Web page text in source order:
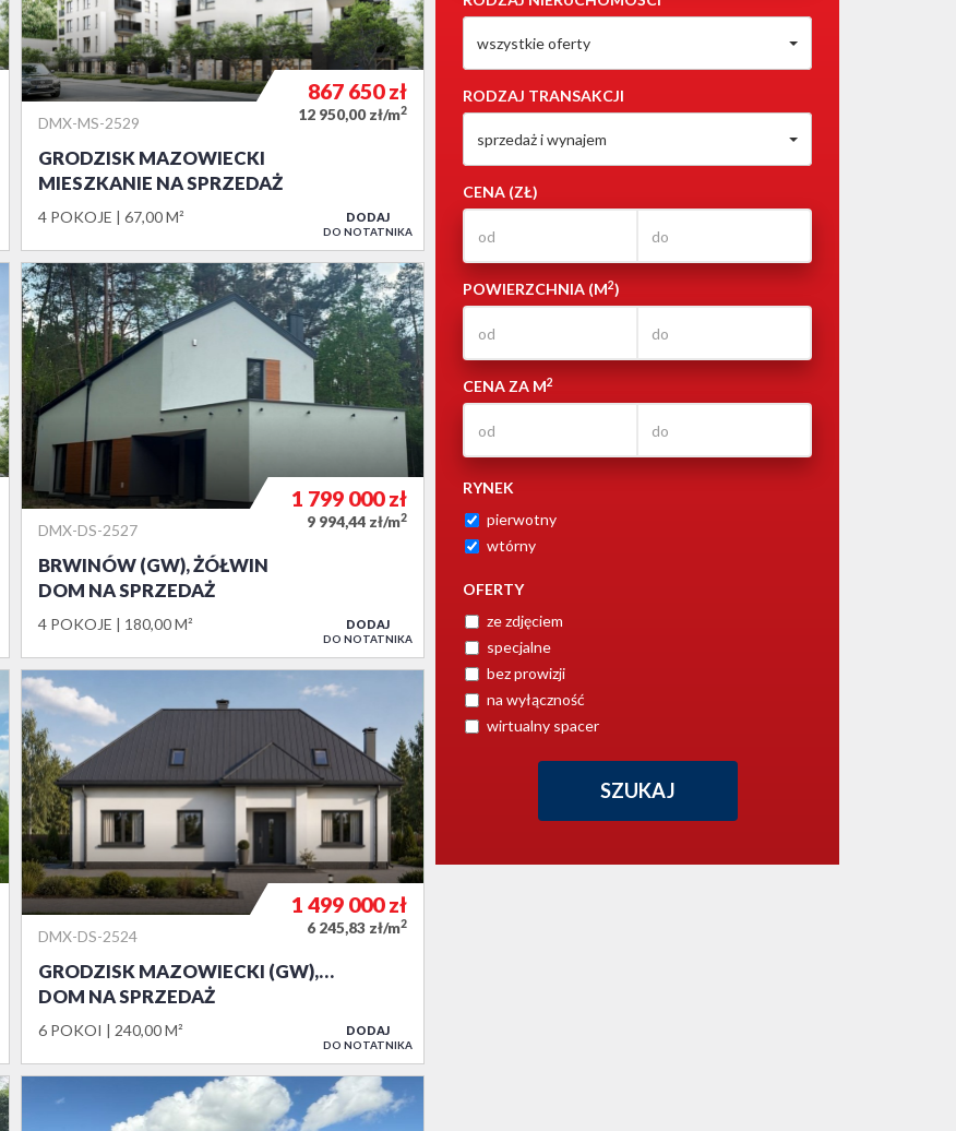
wszystkie oferty
RODZAJ TRANSAKCJI
sprzedaż i wynajem
CENA (ZŁ)
POWIERZCHNIA (M2)
CENA ZA M2
RYNEK
pierwotny
wtórny
OFERTY
ze zdjęciem
specjalne
bez prowizji
na wyłączność
wirtualny spacer
DMX-MS-2529
GRODZISK MAZOWIECKI
MIESZKANIE NA SPRZEDAŻ
4 POKOJE 67,00 M²
867 650zł
12 950,00 zł/m2
DODAJ
DO NOTATNIKA
DMX-DS-2527
BRWINÓW (GW), ŻÓŁWIN
DOM NA SPRZEDAŻ
4 POKOJE 180,00 M²
1 799 000zł
9 994,44 zł/m2
DODAJ
DO NOTATNIKA
DMX-DS-2524
GRODZISK MAZOWIECKI (GW),…
DOM NA SPRZEDAŻ
6 POKOI 240,00 M²
1 499 000zł
6 245,83 zł/m2
DODAJ
DO NOTATNIKA